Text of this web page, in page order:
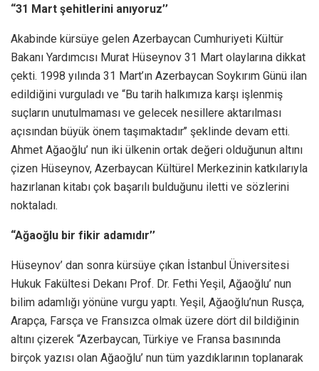
“31 Mart şehitlerini anıyoruz’’
Akabinde kürsüye gelen Azerbaycan Cumhuriyeti Kültür
Bakanı Yardımcısı Murat Hüseynov 31 Mart olaylarına dikkat
çekti. 1998 yılında 31 Mart’ın Azerbaycan Soykırım Günü ilan
edildiğini vurguladı ve “Bu tarih halkımıza karşı işlenmiş
suçların unutulmaması ve gelecek nesillere aktarılması
açısından büyük önem taşımaktadır’’ şeklinde devam etti.
Ahmet Ağaoğlu’ nun iki ülkenin ortak değeri olduğunun altını
çizen Hüseynov, Azerbaycan Kültürel Merkezinin katkılarıyla
hazırlanan kitabı çok başarılı bulduğunu iletti ve sözlerini
noktaladı.
“Ağaoğlu bir fikir adamıdır’’
Hüseynov’ dan sonra kürsüye çıkan İstanbul Üniversitesi
Hukuk Fakültesi Dekanı Prof. Dr. Fethi Yeşil, Ağaoğlu’ nun
bilim adamlığı yönüne vurgu yaptı. Yeşil, Ağaoğlu’nun Rusça,
Arapça, Farsça ve Fransızca olmak üzere dört dil bildiğinin
altını çizerek “Azerbaycan, Türkiye ve Fransa basınında
birçok yazısı olan Ağaoğlu’ nun tüm yazdıklarının toplanarak